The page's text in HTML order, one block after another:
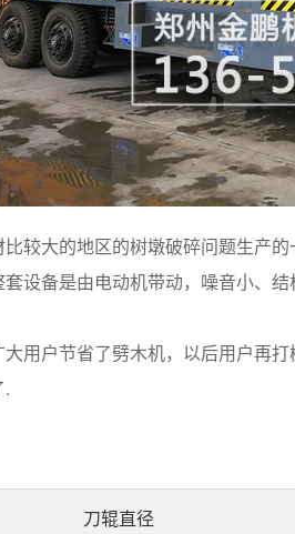
较大的地区的树墩破碎问题生产
设备是由电动机带动，噪音小、
用户节省了劈木机，以后用户再
.
刀辊直径